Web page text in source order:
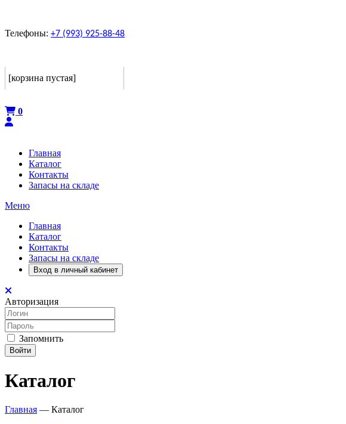
Телефоны: +7 (993) 925-88-48
[корзина пустая]
0
Главная
Каталог
Контакты
Запасы на складе
Меню
Главная
Каталог
Контакты
Запасы на складе
Вход в личный кабинет
Авторизация
Запомнить
Войти
Каталог
Главная — Каталог